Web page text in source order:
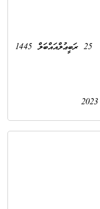
25 ރަބީޢުލްއައްބަލް 1445